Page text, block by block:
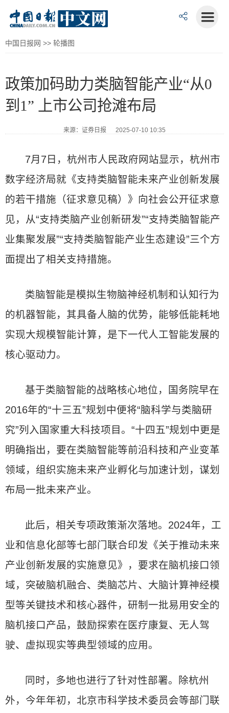
中国日报网 >> 轮播图
政策加码助力类脑智能产业“从0
到1” 上市公司抢滩布局
来源：证券日报 2025-07-10 10:35
7月7日，杭州市人民政府网站显示，杭州市
数字经济局就《支持类脑智能未来产业创新发展
的若干措施（征求意见稿）》向社会公开征求意
见，从“支持类脑产业创新研发”“支持类脑智能产
业集聚发展”“支持类脑智能产业生态建设”三个方
面提出了相关支持措施。
类脑智能是模拟生物脑神经机制和认知行为
的机器智能，其具备人脑的优势，能够低能耗地
实现大规模智能计算，是下一代人工智能发展的
核心驱动力。
基于类脑智能的战略核心地位，国务院早在
2016年的“十三五”规划中便将“脑科学与类脑研
究”列入国家重大科技项目。“十四五”规划中更是
明确指出，要在类脑智能等前沿科技和产业变革
领域，组织实施未来产业孵化与加速计划，谋划
布局一批未来产业。
此后，相关专项政策渐次落地。2024年，工
业和信息化部等七部门联合印发《关于推动未来
产业创新发展的实施意见》，要求在脑机接口领
域，突破脑机融合、类脑芯片、大脑计算神经模
型等关键技术和核心器件，研制一批易用安全的
脑机接口产品，鼓励探索在医疗康复、无人驾
驶、虚拟现实等典型领域的应用。
同时，多地也进行了针对性部署。除杭州
外，今年年初，北京市科学技术委员会等部门联